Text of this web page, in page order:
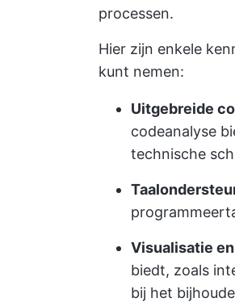
processen.
Hier zijn enkele
kunt nemen:
Uitgebreide
codeanalyse
technische
Visualisatie
biedt, zoals
bij het